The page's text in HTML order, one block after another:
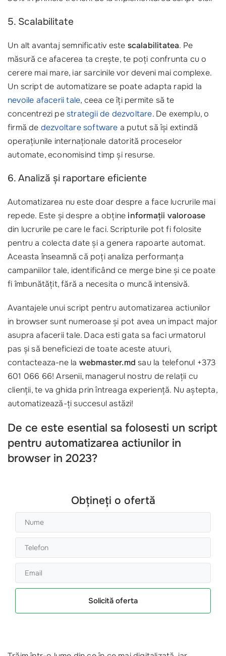
5. Scalabilitate
Un alt avantaj semnificativ este scalabilitatea. Pe
măsură ce afacerea ta crește, te poți confrunta cu o
cerere mai mare, iar sarcinile vor deveni mai complexe.
Un script de automatizare se poate adapta rapid la
nevoile afacerii tale, ceea ce îți permite să te
concentrezi pestrategii de dezvoltare. De exemplu, o
firmă de dezvoltare software a putut să își extindă
operațiunile internaționale datorită proceselor
automate, economisind timp și resurse.
6. Analiză și raportare eficiente
Automatizarea nu este doar despre a face lucrurile mai
repede. Este și despre a obțineinformații valoroase
din lucrurile pe care le faci. Scripturile pot fi folosite
pentru a colecta date și a genera rapoarte automat.
Aceasta înseamnă că poți analiza performanța
campaniilor tale, identificând ce merge bine și ce poate
fi îmbunătățit, fără a necesita o muncă intensivă.
Avantajele unui script pentru automatizarea actiunilor
in browser sunt numeroase și pot avea un impact major
asupra afacerii tale. Daca esti gata sa faci urmatorul
pas și să beneficiezi de toate aceste atuuri,
contacteaza-ne la webmaster.md sau la telefonul +373
601 066 66! Arsenii, managerul nostru de relații cu
clienții, te va ghida prin întreaga experiență. Nu aștepta,
automatizează-ți succesul astăzi!
De ce este esential sa folosesti un script
pentru automatizarea actiunilor in
browser in 2023?
Obțineți o ofertă
Solicită oferta